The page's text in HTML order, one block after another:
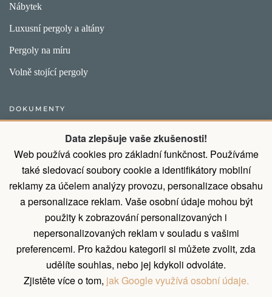
Data zlepšuje vaše zkušenosti!
Web používá cookies pro základní funkčnost. Používáme
také sledovací soubory cookie a identifikátory mobilní
reklamy za účelem analýzy provozu, personalizace obsahu
a personalizace reklam. Vaše osobní údaje mohou být
použity k zobrazování personalizovaných i
nepersonalizovaných reklam v souladu s vašimi
preferencemi. Pro každou kategorii si můžete zvolit, zda
udělíte souhlas, nebo jej kdykoli odvoláte.
Zjistěte více o tom, jak Google využívá osobní údaje.
Nábytek
Luxusní pergoly a altány
Pergoly na míru
Volně stojící pergoly
DOKUMENTY
Obecný postup pro vytvoření objednávky
Přirozené vlastnosti dřeva
Všeobecné obchodní podmínky a podmínky ochrany osobních
údajů
Díky montáži od nás ušetříte 9% z ceny
Zásady zpracování osobních údajů